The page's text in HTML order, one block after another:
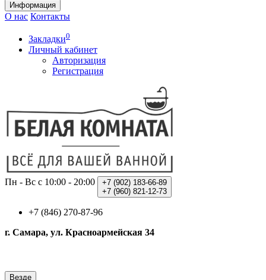
Информация
О нас Контакты
Закладки0
Личный кабинет
Авторизация
Регистрация
Пн - Вс с 10:00 - 20:00 +7 (902) 183-66-89
+7 (960) 821-12-73
+7 (846) 270-87-96
г. Самара, ул. Красноармейская 34
Везде